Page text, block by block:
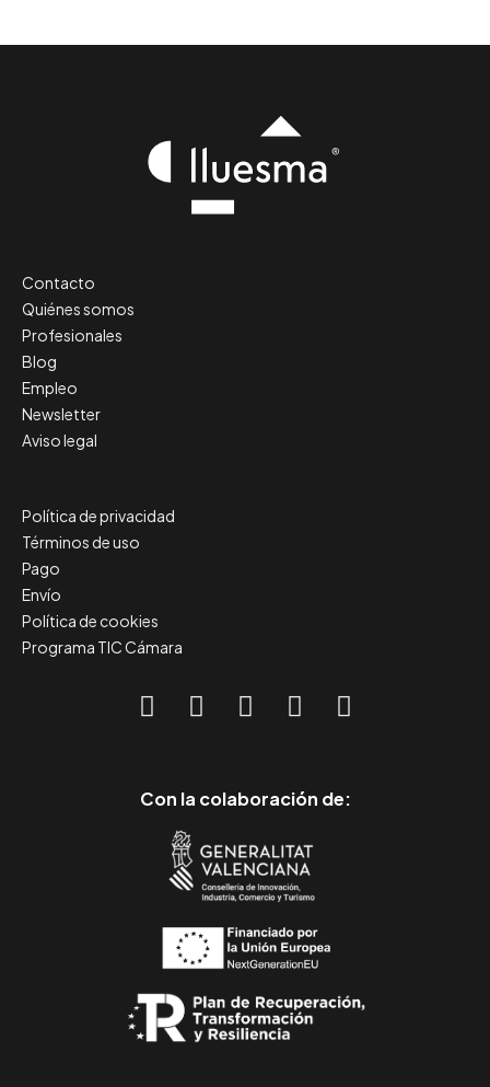
Contacto
Quiénes somos
Profesionales
Blog
Empleo
Newsletter
Aviso legal
Política de privacidad
Términos de uso
Pago
Envío
Política de cookies
Programa TIC Cámara
Con la colaboración de: